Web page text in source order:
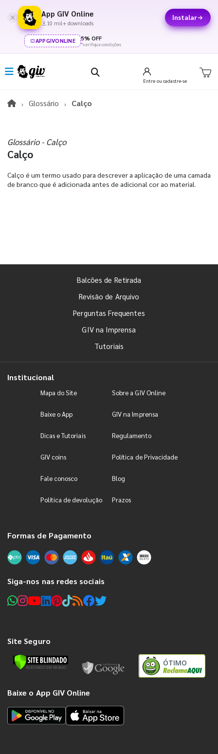
App GIV Online
10 mil+ downloads
Instalar
APPGIVONLINE 5% OFF
*verifique condições
Entre ou cadastre-se
Glossário Calço
Glossário - Calço
Calço
Calço é um termo usado para descrever a aplicação de uma camada
de branco que é adicionada antes de adicional cor ao material.
Balcões de Retirada
Revisão de Arquivo
Perguntas Frequentes
GIV na Imprensa
Tutoriais
Institucional
Mapa do Site Sobre a GIV Online
Baixe o App GIV na Imprensa
Dicas e Tutoriais Regulamento
GIV coins Política de Privacidade
Fale conosco Blog
Política de devolução Prazos
Formas de Pagamento
Siga-nos nas redes sociais
Site Seguro
ÓTIMO
Baixe o App GIV Online